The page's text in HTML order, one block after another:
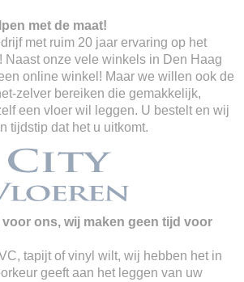
met de maat!
met ruim 20 jaar ervaring op het
Naast onze vele winkels in Den Haag
online winkel! Maar we willen ook de
zelver bereiken die gemakkelijk,
een vloer wil leggen. U bestelt en wij
tijdstip dat het u uitkomt.
ons, wij maken geen tijd voor
tapijt of vinyl wilt, wij hebben het in
geeft aan het leggen van uw